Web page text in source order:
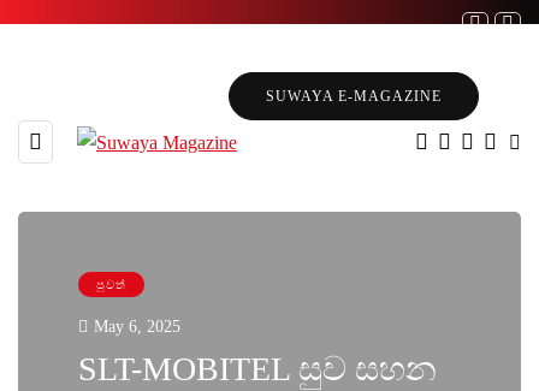
SUWAYA E-MAGAZINE
පුවත්
May 6, 2025
SLT-MOBITEL සුව සහන